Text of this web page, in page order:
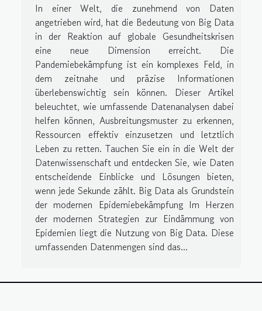
In einer Welt, die zunehmend von Daten
angetrieben wird, hat die Bedeutung von Big Data
in der Reaktion auf globale Gesundheitskrisen
eine neue Dimension erreicht. Die
Pandemiebekämpfung ist ein komplexes Feld, in
dem zeitnahe und präzise Informationen
überlebenswichtig sein können. Dieser Artikel
beleuchtet, wie umfassende Datenanalysen dabei
helfen können, Ausbreitungsmuster zu erkennen,
Ressourcen effektiv einzusetzen und letztlich
Leben zu retten. Tauchen Sie ein in die Welt der
Datenwissenschaft und entdecken Sie, wie Daten
entscheidende Einblicke und Lösungen bieten,
wenn jede Sekunde zählt. Big Data als Grundstein
der modernen Epidemiebekämpfung Im Herzen
der modernen Strategien zur Eindämmung von
Epidemien liegt die Nutzung von Big Data. Diese
umfassenden Datenmengen sind das...